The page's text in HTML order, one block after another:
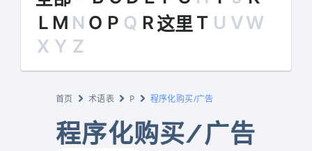
L M N O P Q R这里 T U VW
X Y Z
首页 术语表 P 程序化购买/广告
程序化购买/广告